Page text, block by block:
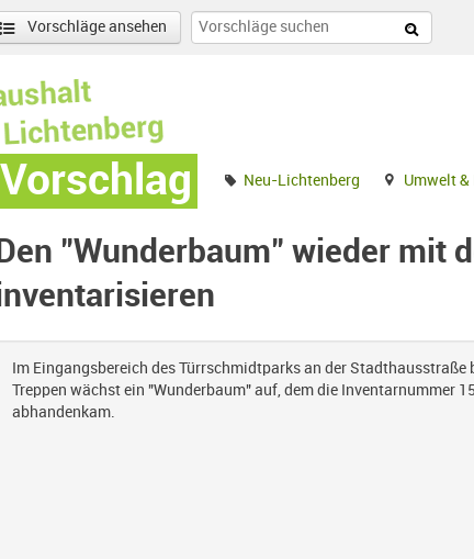
Vorschläge ansehen
Vorschlag Neu-Lichtenberg Umwelt &
Den "Wunderbaum" wieder mit
Im Eingangsbereich des Türrschmidtparks an der Stadthausstraße
Treppen wächst ein "Wunderbaum" auf, dem die Inventarnummer 15
abhandenkam.